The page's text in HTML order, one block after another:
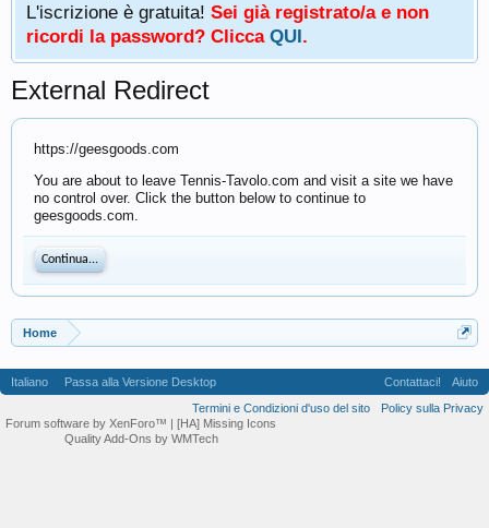
L'iscrizione è gratuita! Sei già registrato/a e non
ricordi la password? Clicca QUI.
External Redirect
https://geesgoods.com
You are about to leave Tennis-Tavolo.com and visit a site we have
no control over. Click the button below to continue to
geesgoods.com.
Continua...
Home
Italiano Passa alla Versione Desktop Contattaci!
Aiuto
Termini e Condizioni d'uso del sito
Policy sulla Privacy
Forum software by XenForo™ | [HA] Missing Icons
Quality Add-Ons by WMTech